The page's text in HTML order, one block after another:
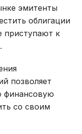
эмитенты
облигации
приступают к
позволяет
финансовую
со своим